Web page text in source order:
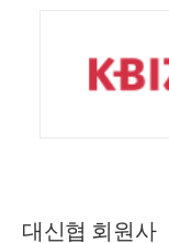
대신협 회원사